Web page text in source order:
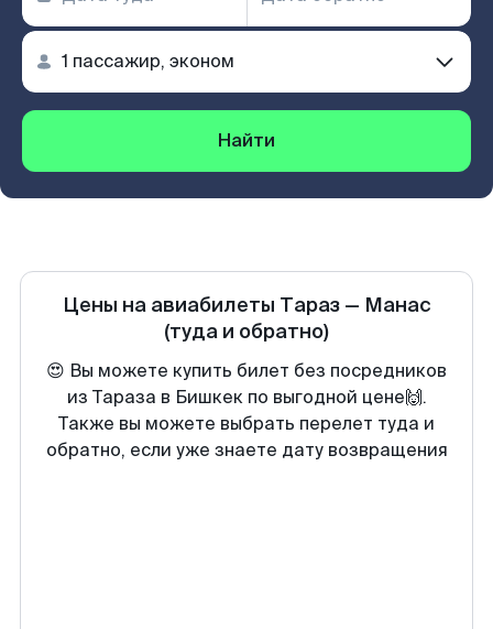
Найти
Цены на авиабилеты Тараз— Манас
(туда и обратно)
😍 Вы можете купить билет без посредников
из Тараза в Бишкек по выгодной цене🙌.
Также вы можете выбрать перелет туда и
обратно, если уже знаете дату возвращения